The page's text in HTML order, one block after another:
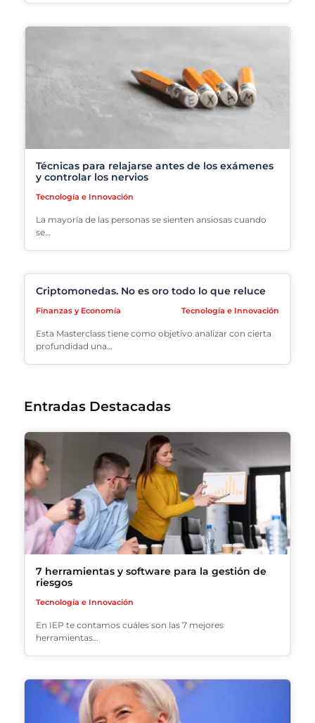
Técnicas para relajarse antes de los exámenes
y controlar los nervios
Tecnología e Innovación
La mayoría de las personas se sienten ansiosas cuando
se…
Criptomonedas. No es oro todo lo que reluce
Finanzas y Economía Tecnología e Innovación
Esta Masterclass tiene como objetivo analizar con cierta
profundidad una…
Entradas Destacadas
7 herramientas y software para la gestión de
riesgos
Tecnología e Innovación
En IEP te contamos cuáles son las 7 mejores
herramientas…